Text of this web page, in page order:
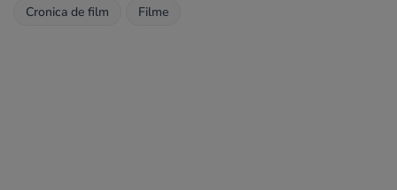
Cronica de film
Filme